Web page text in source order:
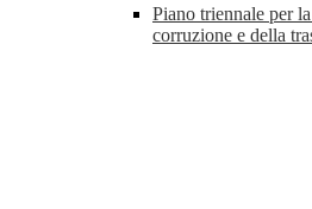
Piano triennale per
corruzione e della